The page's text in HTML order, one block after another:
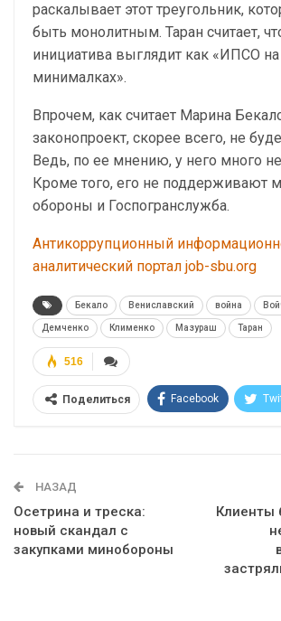
раскалывает этот треугольник,
быть монолитным. Таран считает,
инициатива выглядит как «ИПСО на
минималках».
Впрочем, как считает Марина
законопроект, скорее всего, не
Ведь, по ее мнению, у него много
Кроме того, его не поддерживают
обороны и Госпогранслужба.
Антикоррупционный
аналитический портал job-sbu.org
Бекало Вениславский война
Демченко Клименко Мазураш Таран
516
Поделиться Facebook
НАЗАД
Осетрина и треска:
новый скандал с
закупками минобороны
Клиенты